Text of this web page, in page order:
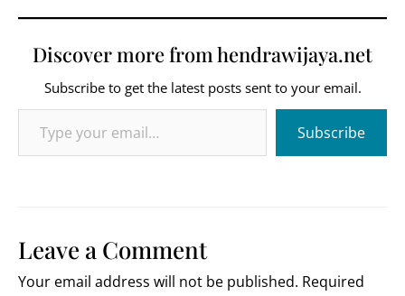
Discover more from hendrawijaya.net
Subscribe to get the latest posts sent to your email.
Type your email…
Subscribe
Leave a Comment
Your email address will not be published. Required